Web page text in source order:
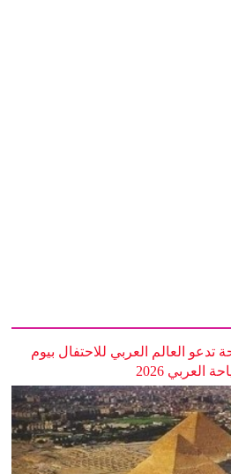
تدعو العالم العربي للاحتفال بيوم
العربي 2026